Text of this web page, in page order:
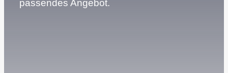
passendes Angebot.